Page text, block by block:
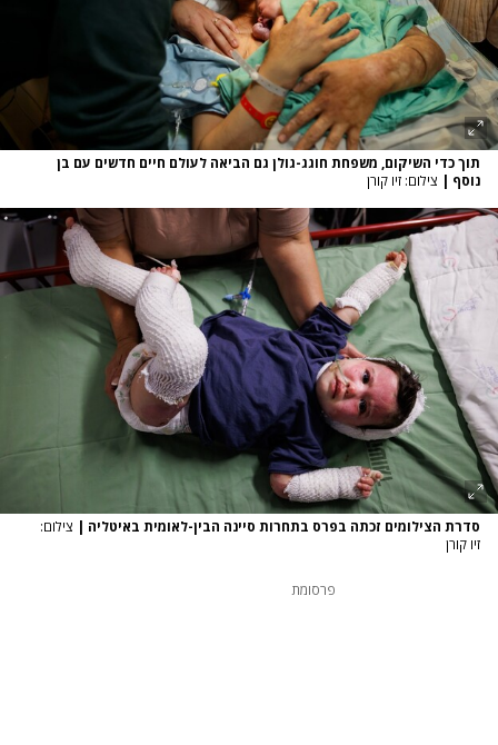
תוך כדי השיקום, משפחת חוגג-גולן גם הביאה לעולם חיים חדשים עם בן
נוסף | צילום: זיו קורן
סדרת הצילומים זכתה בפרס בתחרות סיינה הבין-לאומית באיטליה | צילום:
זיו קורן
פרסומת